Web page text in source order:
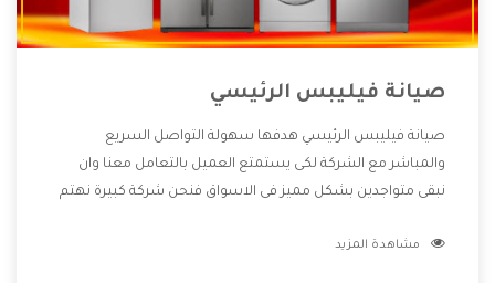
صيانة فيليبس الرئيسي
صيانة فيليبس الرئيسي هدفها سهولة التواصل السريع
والمباشر مع الشركة لكى يستمتع العميل بالتعامل معنا وان
نبقى متواجدين بشكل مميز فى الاسواق فنحن شركة كبيرة نهتم
الشركة بها والتى تكون منها خدمة الصيانة التى تكون من أهم
مشاهدة المزيد